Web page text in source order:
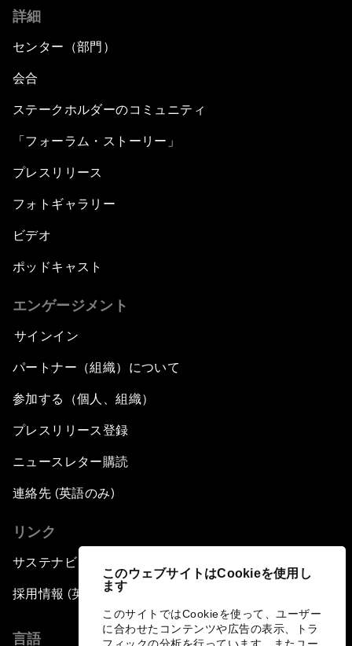
このウェブサイトはCookieを使用し
ます
このサイトではCookieを使って、ユーザー
に合わせたコンテンツや広告の表示、トラ
詳細
センター（部門）
会合
ステークホルダーのコミュニティ
「フォーラム・ストーリー」
プレスリリース
フォトギャラリー
ビデオ
ポッドキャスト
エンゲージメント
サインイン
パートナー（組織）について
参加する（個人、組織）
プレスリリース登録
ニュースレター購読
連絡先 (英語のみ)
リンク
サステナビリティへの取り組み
採用情報 (英語のみ)
言語